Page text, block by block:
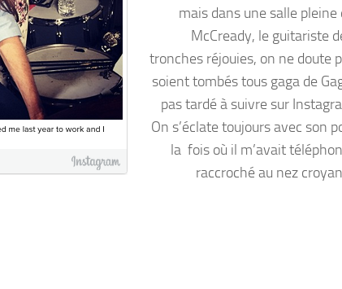
mais dans une salle
McCready, le guitariste
tronches réjouies, on ne doute
soient tombés tous gaga de
pas tardé à suivre sur
On s’éclate toujours avec son
la fois où il m’avait
raccroché au nez